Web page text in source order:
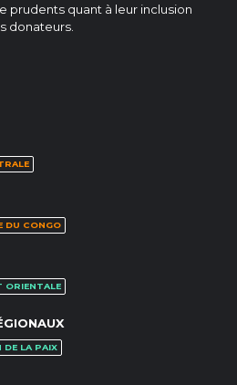
prudents quant à leur inclusion
donateurs.
DU CONGO
ORIENTALE
DE LA PAIX